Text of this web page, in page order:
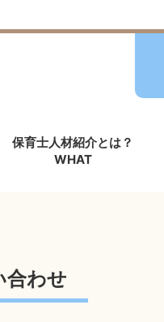
保育士人材紹介とは？
WHAT
合わせ